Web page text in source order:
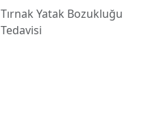
Tırnak Yatak Bozukluğu
Tedavisi